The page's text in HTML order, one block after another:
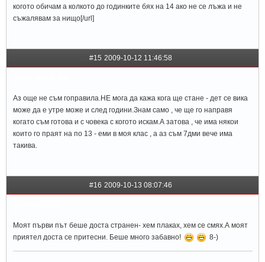
когото обичам а колкото до годинките бях на 14 ако не се лъжа и не
съжалявам за нищо[/url]
#15 2009-10-12 11:46:58
Аз още не съм гоправила.НЕ мога да кажа кога ще стане - дет се вика
може да е утре може и след години.Знам само , че ще го направя
когато съм готова и с човека с когото искам.А затова , че има някои
които го праят на по 13 - еми в моя клас , а аз съм 7дми вече има
такива.
#16 2009-10-13 08:07:46
Моят първи път беше доста странен- хем плаках, хем се смях.А моят
приятел доста се притесни. Беше много забавно!
8-)